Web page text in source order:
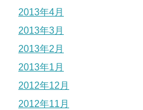
2013年4月
2013年3月
2013年2月
2013年1月
2012年12月
2012年11月